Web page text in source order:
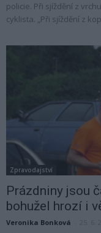
policie. Při sjíždění z
cyklista. „Při sjíždění z
Zpravodajství
Prázdniny jsou
bohužel hrozí i
Veronika Bonková